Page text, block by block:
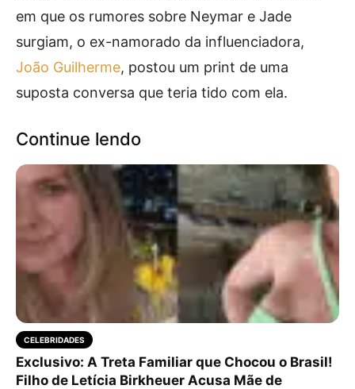
em que os rumores sobre Neymar e Jade
surgiam, o ex-namorado da influenciadora,
João Guilherme, postou um print de uma
suposta conversa que teria tido com ela.
Continue lendo
CELEBRIDADES
Exclusivo: A Treta Familiar que Chocou o Brasil!
Filho de Letícia Birkheuer Acusa Mãe de